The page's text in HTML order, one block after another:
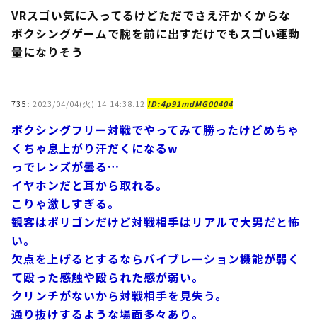
VRスゴい気に入ってるけどただでさえ汗かくからな
ボクシングゲームで腕を前に出すだけでもスゴい運動
量になりそう
735 : 2023/04/04(火) 14:14:38.12 ID:4p91mdMG00404
ボクシングフリー対戦でやってみて勝ったけどめちゃ
くちゃ息上がり汗だくになるw
っでレンズが曇る…
イヤホンだと耳から取れる。
こりゃ激しすぎる。
観客はポリゴンだけど対戦相手はリアルで大男だと怖
い。
欠点を上げるとするならバイブレーション機能が弱く
て殴った感触や殴られた感が弱い。
クリンチがないから対戦相手を見失う。
通り抜けするような場面多々あり。